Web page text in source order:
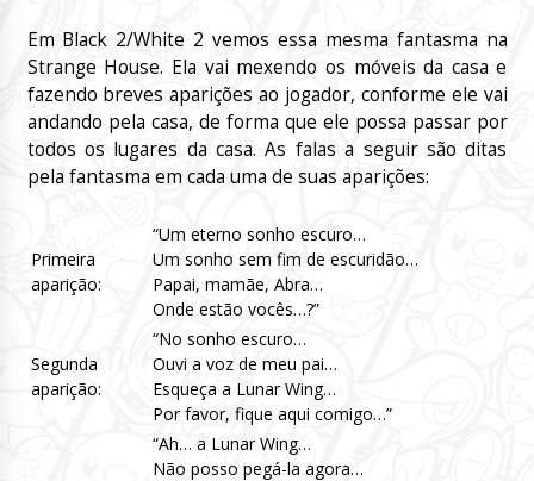
Em Black 2/White 2 vemos essa mesma fantasma na
Strange House. Ela vai mexendo os móveis da casa e
fazendo breves aparições ao jogador, conforme ele vai
andando pela casa, de forma que ele possa passar por
todos os lugares da casa. As falas a seguir são ditas
pela fantasma em cada uma de suas aparições:
Primeira
aparição:
“Um eterno sonho escuro…
Um sonho sem fim de escuridão…
Papai, mamãe, Abra…
Onde estão vocês…?”
Segunda
aparição:
“No sonho escuro…
Ouvi a voz de meu pai…
Esqueça a Lunar Wing…
Por favor, fique aqui comigo…”
“Ah… a Lunar Wing…
Não posso pegá-la agora…